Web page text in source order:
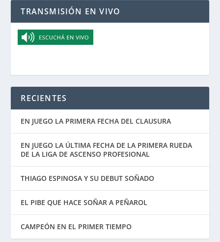
TRANSMISIÓN EN VIVO
RECIENTES
EN JUEGO LA PRIMERA FECHA DEL CLAUSURA
EN JUEGO LA ÚLTIMA FECHA DE LA PRIMERA RUEDA
DE LA LIGA DE ASCENSO PROFESIONAL
THIAGO ESPINOSA Y SU DEBUT SOÑADO
EL PIBE QUE HACE SOÑAR A PEÑAROL
CAMPEÓN EN EL PRIMER TIEMPO